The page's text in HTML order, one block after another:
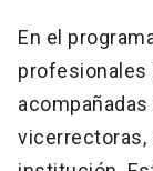
En el
profesionales
vicerrectoras,